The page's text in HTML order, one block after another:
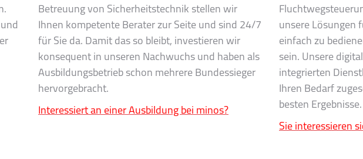
Betreuung von Sicherheitstechnik stellen wir
Ihnen kompetente Berater zur Seite und sind 24/7
für Sie da. Damit das so bleibt, investieren wir
konsequent in unseren Nachwuchs und haben als
Ausbildungsbetrieb schon mehrere Bundessieger
hervorgebracht.
Interessiert an einer Ausbildung bei minos?
unsere Lösungen
einfach zu
sein. Unsere
integrierten
Ihren Bedarf
besten Ergebnisse.
Sie interessieren